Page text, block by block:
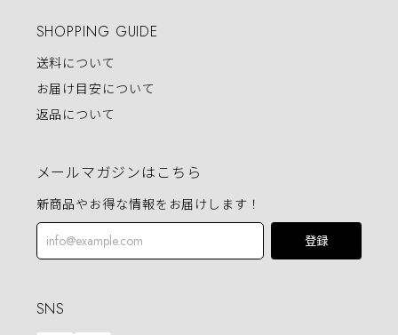
SHOPPING GUIDE
送料について
お届け目安について
返品について
メールマガジンはこちら
新商品やお得な情報をお届けします！
登録
SNS